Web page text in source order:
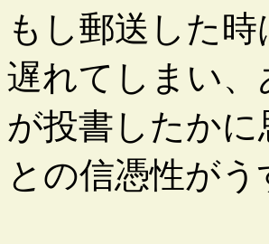
もし郵送した
遅れてしまい
が投書したか
との信憑性が